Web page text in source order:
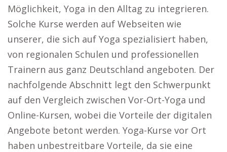
Möglichkeit, Yoga in den Alltag zu integrieren.
Solche Kurse werden auf Webseiten wie
unserer, die sich auf Yoga spezialisiert haben,
von regionalen Schulen und professionellen
Trainern aus ganz Deutschland angeboten. Der
nachfolgende Abschnitt legt den Schwerpunkt
auf den Vergleich zwischen Vor-Ort-Yoga und
Online-Kursen, wobei die Vorteile der digitalen
Angebote betont werden. Yoga-Kurse vor Ort
haben unbestreitbare Vorteile, da sie eine